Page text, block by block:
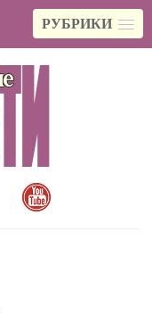
РУБРИКИ